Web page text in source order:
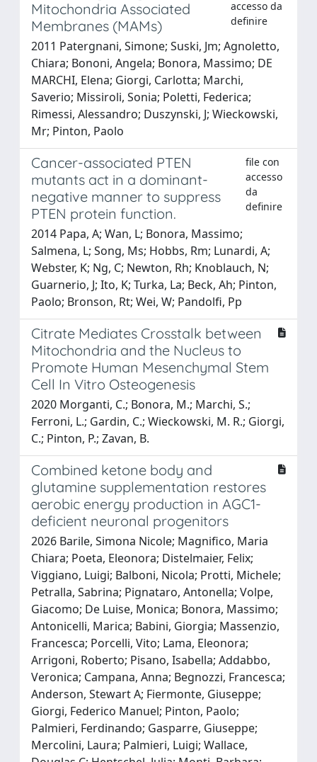
Mitochondria Associated
Membranes (MAMs)
accesso da
definire
2011 Patergnani, Simone; Suski, Jm; Agnoletto,
Chiara; Bononi, Angela; Bonora, Massimo; DE
MARCHI, Elena; Giorgi, Carlotta; Marchi,
Saverio; Missiroli, Sonia; Poletti, Federica;
Rimessi, Alessandro; Duszynski, J; Wieckowski,
Mr; Pinton, Paolo
Cancer-associated PTEN
mutants act in a dominant-
negative manner to suppress
PTEN protein function.
file con
accesso
da
definire
2014 Papa, A; Wan, L; Bonora, Massimo;
Salmena, L; Song, Ms; Hobbs, Rm; Lunardi, A;
Webster, K; Ng, C; Newton, Rh; Knoblauch, N;
Guarnerio, J; Ito, K; Turka, La; Beck, Ah; Pinton,
Paolo; Bronson, Rt; Wei, W; Pandolfi, Pp
Citrate Mediates Crosstalk between
Mitochondria and the Nucleus to
Promote Human Mesenchymal Stem
Cell In Vitro Osteogenesis
2020 Morganti, C.; Bonora, M.; Marchi, S.;
Ferroni, L.; Gardin, C.; Wieckowski, M. R.; Giorgi,
C.; Pinton, P.; Zavan, B.
Combined ketone body and
glutamine supplementation restores
aerobic energy production in AGC1-
deficient neuronal progenitors
2026 Barile, Simona Nicole; Magnifico, Maria
Chiara; Poeta, Eleonora; Distelmaier, Felix;
Viggiano, Luigi; Balboni, Nicola; Protti, Michele;
Petralla, Sabrina; Pignataro, Antonella; Volpe,
Giacomo; De Luise, Monica; Bonora, Massimo;
Antonicelli, Marica; Babini, Giorgia; Massenzio,
Francesca; Porcelli, Vito; Lama, Eleonora;
Arrigoni, Roberto; Pisano, Isabella; Addabbo,
Veronica; Campana, Anna; Begnozzi, Francesca;
Anderson, Stewart A; Fiermonte, Giuseppe;
Giorgi, Federico Manuel; Pinton, Paolo;
Palmieri, Ferdinando; Gasparre, Giuseppe;
Mercolini, Laura; Palmieri, Luigi; Wallace,